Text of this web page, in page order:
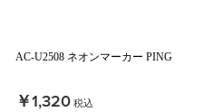
AC-U2508 ネオンマーカー PING
￥1,320税込